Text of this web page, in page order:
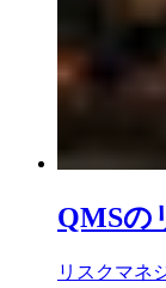
QMSの
リスクマネ